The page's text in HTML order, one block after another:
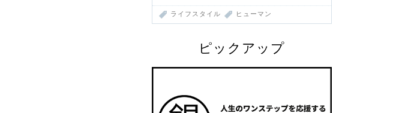
ライフスタイル ヒューマン
ピックアップ